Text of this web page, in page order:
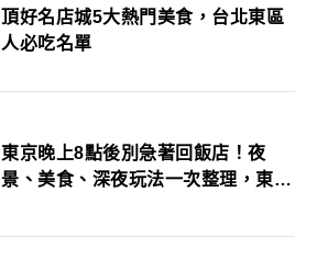
頂好名店城5大熱門美食，台北東區
人必吃名單
東京晚上8點後別急著回飯店！夜
景、美食、深夜玩法一次整理，東京